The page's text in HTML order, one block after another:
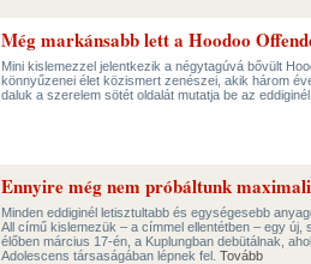
Még markánsabb lett a Hoodoo
Mini kislemezzel jelentkezik a négytagúvá bővült
könnyűzenei élet közismert zenészei, akik három
daluk a szerelem sötét oldalát mutatja be az
Ennyire még nem próbáltunk
Minden eddiginél letisztultabb és egységesebb
All című kislemezük – a címmel ellentétben – egy új,
élőben március 17-én, a Kuplungban debütálnak,
Adolescens társaságában lépnek fel. Tovább